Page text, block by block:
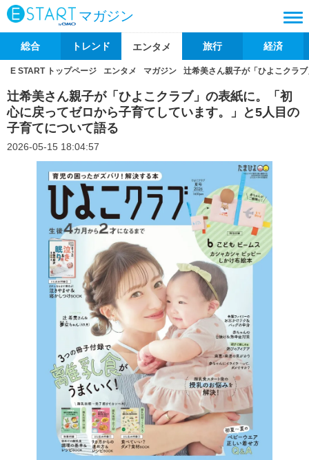
マガジン
総合 トレンド エンタメ 旅行 経済
E START トップページ エンタメ マガジン 辻希美さん親子が「ひよこクラ
辻希美さん親子が「ひよこクラブ」の表紙に。「初
心に戻ってゼロから子育てしています。」と5人目の
子育てについて語る
2026-05-15 18:04:57